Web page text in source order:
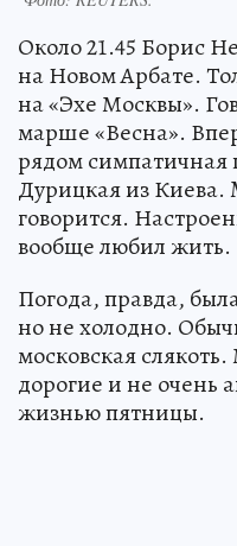
Около 21.45 Борис
на Новом Арбате.
на «Эхе Москвы».
марше «Весна».
рядом симпатичная
Дурицкая из Киева.
говорится.
вообще любил жить.
Погода, правда,
но не холодно.
московская
дорогие и не очень
жизнью пятницы.